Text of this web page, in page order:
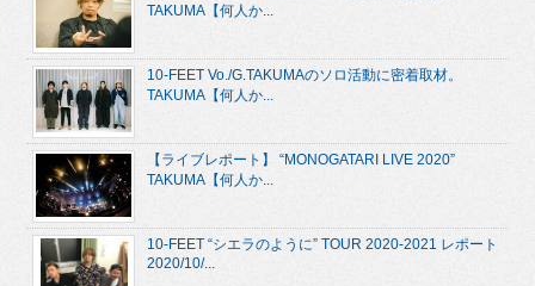
TAKUMA【何人か...
10-FEET Vo./G.TAKUMAのソロ活動に密着取材。
TAKUMA【何人か...
【ライブレポート】 “MONOGATARI LIVE 2020”
TAKUMA【何人か...
10-FEET “シエラのように” TOUR 2020-2021 レポート
2020/10/...